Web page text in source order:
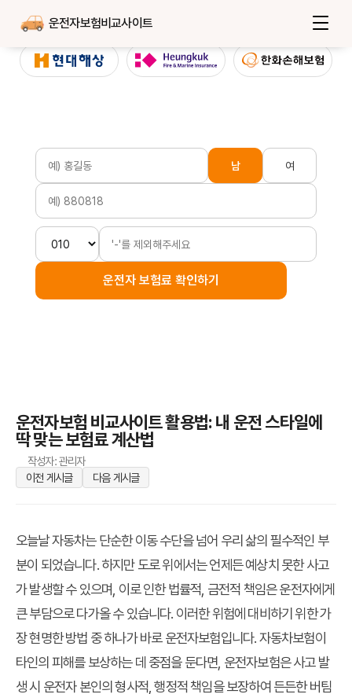
운전자보험비교사이트
남 여
운전자 보험료 확인하기
운전자보험 비교사이트 활용법: 내 운전 스타일에
딱 맞는 보험료 계산법
작성자: 관리자
이전 게시글
다음 게시글
오늘날 자동차는 단순한 이동 수단을 넘어 우리 삶의 필수적인 부
분이 되었습니다. 하지만 도로 위에서는 언제든 예상치 못한 사고
가 발생할 수 있으며, 이로 인한 법률적, 금전적 책임은 운전자에게
큰 부담으로 다가올 수 있습니다. 이러한 위험에 대비하기 위한 가
장 현명한 방법 중 하나가 바로 운전자보험입니다. 자동차보험이
타인의 피해를 보상하는 데 중점을 둔다면, 운전자보험은 사고 발
생 시 운전자 본인의 형사적, 행정적 책임을 보장하여 든든한 버팀